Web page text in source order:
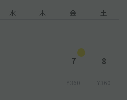
水 木 金 土
7
¥360
8
¥360